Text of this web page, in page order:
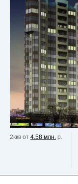
2ккв от 4.58 млн. р.